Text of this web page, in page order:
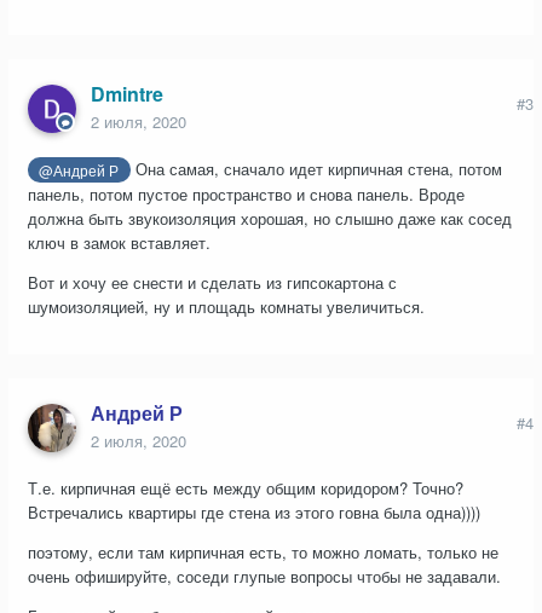
Dmintre
2 июля, 2020
#3
@Андрей Р
Она самая, сначало идет кирпичная стена, потом
панель, потом пустое пространство и снова панель. Вроде
должна быть звукоизоляция хорошая, но слышно даже как сосед
ключ в замок вставляет.
Вот и хочу ее снести и сделать из гипсокартона с
шумоизоляцией, ну и площадь комнаты увеличиться.
Андрей Р
2 июля, 2020
#4
Т.е. кирпичная ещё есть между общим коридором? Точно?
Встречались квартиры где стена из этого говна была одна))))
поэтому, если там кирпичная есть, то можно ломать, только не
очень офишируйте, соседи глупые вопросы чтобы не задавали.